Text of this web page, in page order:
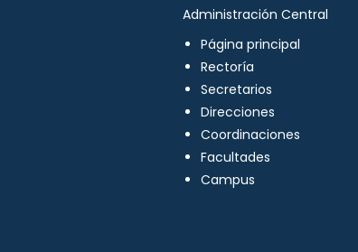
Administración Central
Página principal
Rectoría
Secretarios
Direcciones
Coordinaciones
Facultades
Campus